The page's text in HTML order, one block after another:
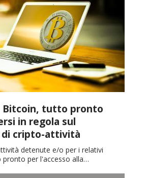
Bitcoin, tutto pronto
in regola sul
di cripto-attività
detenute e/o per i relativi
per l'accesso alla…